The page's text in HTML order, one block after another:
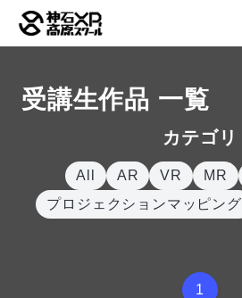
受講生作品 一覧
カテゴリ
All AR VR MR
プロジェクションマッピング
1